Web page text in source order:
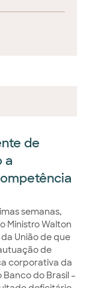
de
a
semanas,
Ministro Walton
União de que
de
corporativa da
do Brasil –